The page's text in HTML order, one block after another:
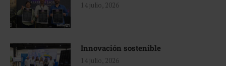
14 julio, 2026
Innovación sostenible
14 julio, 2026